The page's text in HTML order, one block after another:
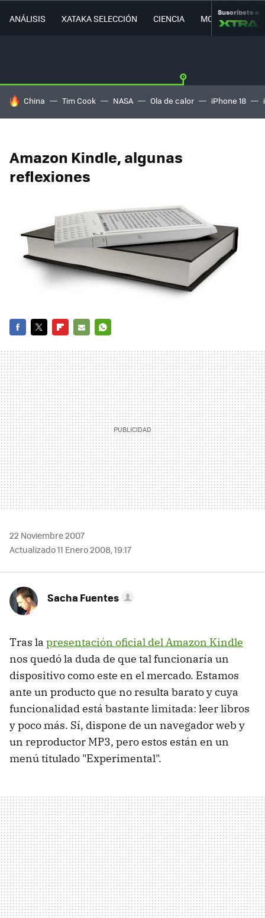
ANÁLISIS XATAKA SELECCIÓN CIENCIA MOVILIDAD
Suscríbete a
HOY SE HABLA DE
China Tim Cook NASA Ola de calor iPhone 18
Amazon Kindle, algunas
reflexiones
MAIL
22 Noviembre 2007
Actualizado 11 Enero 2008, 19:17
Sacha Fuentes
Tras la presentación oficial del Amazon Kindle
nos quedó la duda de que tal funcionaría un
dispositivo como este en el mercado. Estamos
ante un producto que no resulta barato y cuya
funcionalidad está bastante limitada: leer libros
y poco más. Sí, dispone de un navegador web y
un reproductor MP3, pero estos están en un
menú titulado "Experimental".